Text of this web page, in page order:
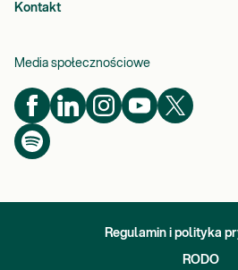
Kontakt
Media społecznościowe
Regulamin i polityka
RODO